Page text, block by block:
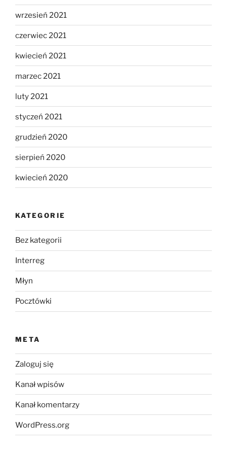
wrzesień 2021
czerwiec 2021
kwiecień 2021
marzec 2021
luty 2021
styczeń 2021
grudzień 2020
sierpień 2020
kwiecień 2020
KATEGORIE
Bez kategorii
Interreg
Młyn
Pocztówki
META
Zaloguj się
Kanał wpisów
Kanał komentarzy
WordPress.org